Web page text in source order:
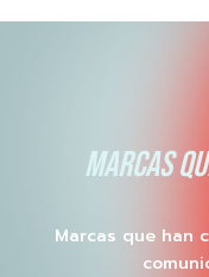
MARCAS
Marcas que han